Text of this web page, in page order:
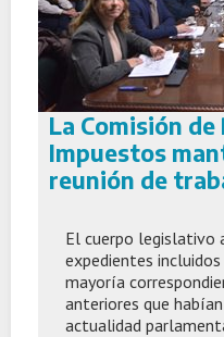
La Comisión
Impuestos
reunión de
El cuerpo legislativo
expedientes
mayoría
anteriores que
actualidad